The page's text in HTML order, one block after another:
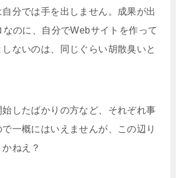
分では手を出しません。成果が出
なのに、自分でWebサイトを作って
ないのは、同じぐらい胡散臭いと
したばかりの方など、それぞれ事
一概にはいえませんが、この辺り
ねえ？